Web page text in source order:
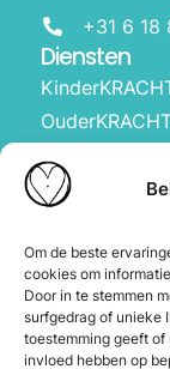
Om de beste
cookies om
Door in te stemmen
surfgedrag of unieke
toestemming geeft
invloed hebben op
Over ons
Waarom
Over Joyce
De webshop
Blog
Diensten
Manifesteren
+31 6 18